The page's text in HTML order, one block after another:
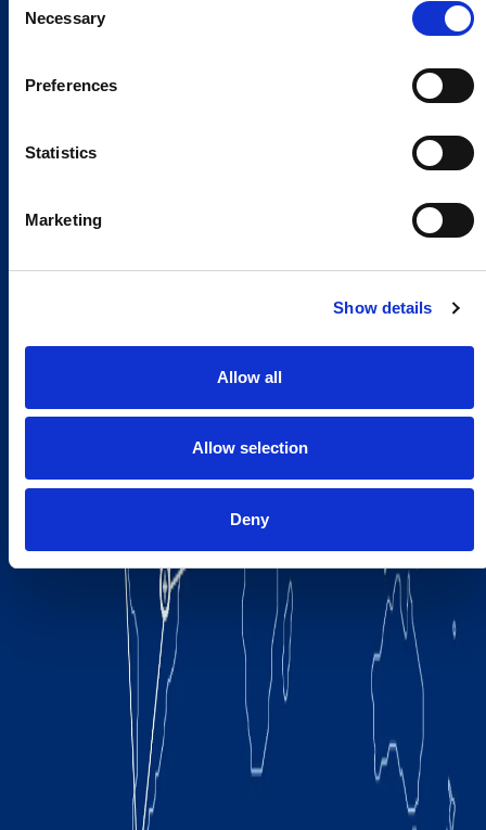
Selection
Necessary
Preferences
Statistics
Marketing
Show details
Allow all
Allow selection
Deny